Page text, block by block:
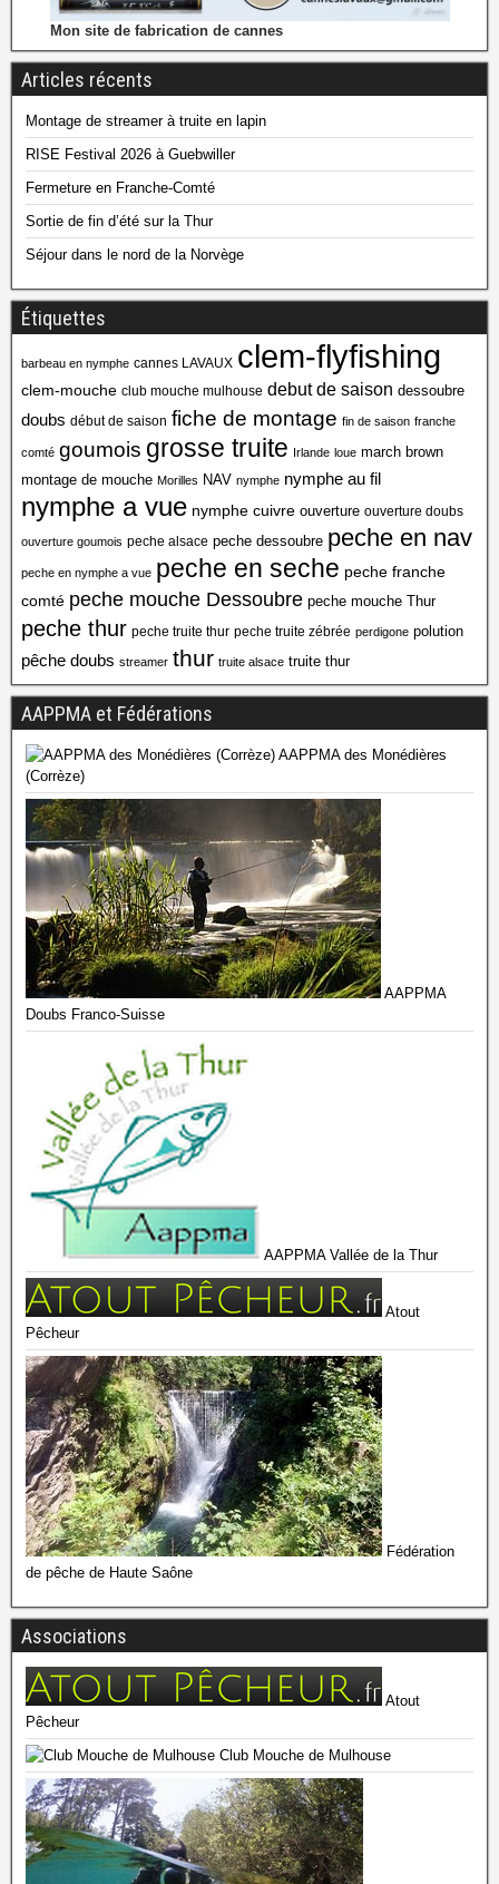
Mon site de fabrication de cannes
Articles récents
Montage de streamer à truite en lapin
RISE Festival 2026 à Guebwiller
Fermeture en Franche-Comté
Sortie de fin d’été sur la Thur
Séjour dans le nord de la Norvège
Étiquettes
barbeau en nymphe cannes LAVAUX clem-flyfishing
clem-mouche club mouche mulhouse debut de saison dessoubre
doubs début de saison fiche de montage fin de saison franche
comté goumois grosse truite Irlande loue march brown
montage de mouche Morilles NAV nymphe nymphe au fil
nymphe a vue nymphe cuivre ouverture ouverture doubs
ouverture goumois peche alsace peche dessoubre peche en nav
peche en nymphe a vue peche en seche peche franche
comté peche mouche Dessoubre peche mouche Thur
peche thur peche truite thur peche truite zébrée perdigone polution
pêche doubs streamer thur truite alsace truite thur
AAPPMA et Fédérations
AAPPMA des Monédières
(Corrèze)
AAPPMA
Doubs Franco-Suisse
AAPPMA Vallée de la Thur
Atout
Pêcheur
Fédération
de pêche de Haute Saône
Associations
Atout
Pêcheur
Club Mouche de Mulhouse